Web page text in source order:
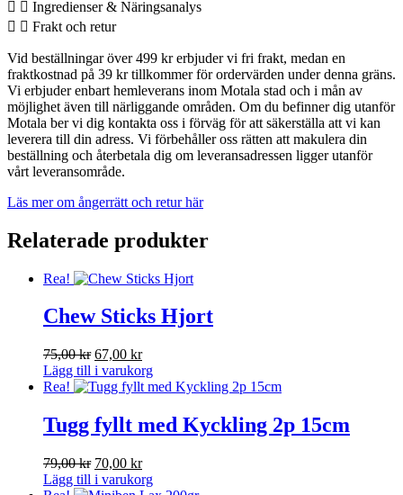
Ingredienser & Näringsanalys
Frakt och retur
Vid beställningar över 499 kr erbjuder vi fri frakt, medan en
fraktkostnad på 39 kr tillkommer för ordervärden under denna gräns.
Vi erbjuder enbart hemleverans inom Motala stad och i mån av
möjlighet även till närliggande områden. Om du befinner dig utanför
Motala ber vi dig kontakta oss i förväg för att säkerställa att vi kan
leverera till din adress. Vi förbehåller oss rätten att makulera din
beställning och återbetala dig om leveransadressen ligger utanför
vårt leveransområde.
Läs mer om ångerrätt och retur här
Relaterade produkter
Rea!
Chew Sticks Hjort
75,00kr Det
ursprungliga
priset
75,00 kr.
67,00 krDet
nuvarande
priset
67,00 kr.
Lägg till i varukorg
Rea!
Tugg fyllt med Kyckling 2p 15cm
79,00kr Det
ursprungliga
70,00 krDet
nuvarande
Lägg till i varukorg